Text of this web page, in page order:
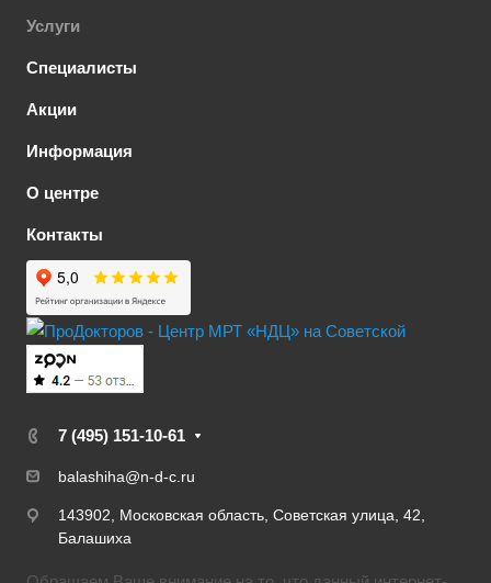
Услуги
Специалисты
Акции
Информация
О центре
Контакты
7 (495) 151-10-61
balashiha@n-d-c.ru
143902, Московская область, Советская улица, 42,
Балашиха